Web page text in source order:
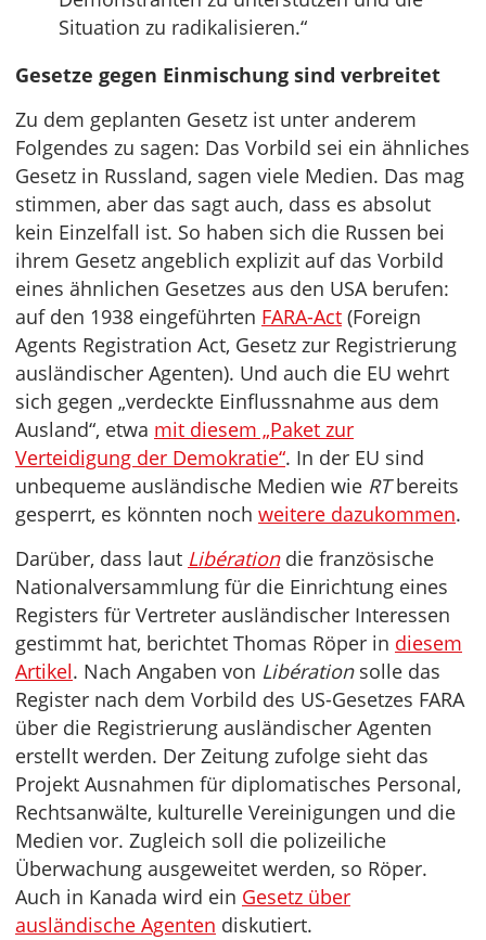
Situation zu radikalisieren.“
Gesetze gegen Einmischung sind verbreitet
Zu dem geplanten Gesetz ist unter anderem
Folgendes zu sagen: Das Vorbild sei ein ähnliches
Gesetz in Russland, sagen viele Medien. Das mag
stimmen, aber das sagt auch, dass es absolut
kein Einzelfall ist. So haben sich die Russen bei
ihrem Gesetz angeblich explizit auf das Vorbild
eines ähnlichen Gesetzes aus den USA berufen:
auf den 1938 eingeführten FARA-Act (Foreign
Agents Registration Act, Gesetz zur Registrierung
ausländischer Agenten). Und auch die EU wehrt
sich gegen „verdeckte Einflussnahme aus dem
Ausland“, etwa mit diesem „Paket zur
Verteidigung der Demokratie“. In der EU sind
unbequeme ausländische Medien wie RTbereits
gesperrt, es könnten noch weitere dazukommen.
Darüber, dass laut Libérationdie französische
Nationalversammlung für die Einrichtung eines
Registers für Vertreter ausländischer Interessen
gestimmt hat, berichtet Thomas Röper in diesem
Artikel. Nach Angaben von Libérationsolle das
Register nach dem Vorbild des US-Gesetzes FARA
über die Registrierung ausländischer Agenten
erstellt werden. Der Zeitung zufolge sieht das
Projekt Ausnahmen für diplomatisches Personal,
Rechtsanwälte, kulturelle Vereinigungen und die
Medien vor. Zugleich soll die polizeiliche
Überwachung ausgeweitet werden, so Röper.
Auch in Kanada wird ein Gesetz über
ausländische Agenten diskutiert.